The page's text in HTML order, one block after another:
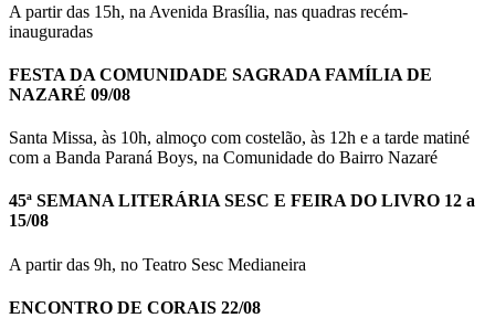
A partir das 15h, na Avenida Brasília, nas quadras recém-
inauguradas
FESTA DA COMUNIDADE SAGRADA FAMÍLIA DE
NAZARÉ 09/08
Santa Missa, às 10h, almoço com costelão, às 12h e a tarde matiné
com a Banda Paraná Boys, na Comunidade do Bairro Nazaré
45ª SEMANA LITERÁRIA SESC E FEIRA DO LIVRO 12 a
15/08
A partir das 9h, no Teatro Sesc Medianeira
ENCONTRO DE CORAIS 22/08